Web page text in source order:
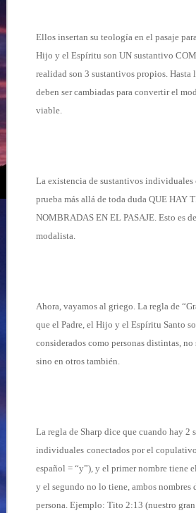
Ellos insertan su teología en el pasaje
Hijo y el Espíritu son UN sustantivo
realidad son 3 sustantivos propios. Hasta
deben ser cambiadas para convertir el
viable.
La existencia de sustantivos individuales
prueba más allá de toda duda QUE HAY
NOMBRADAS EN EL PASAJE. Esto es
modalista.
Ahora, vayamos al griego. La regla de
que el Padre, el Hijo y el Espíritu Santo
considerados como personas distintas, no
sino en otros también.
La regla de Sharp dice que cuando hay 2
individuales conectados por el
español = “y”), y el primer nombre tiene
y el segundo no lo tiene, ambos nombres
persona. Ejemplo: Tito 2:13 (nuestro